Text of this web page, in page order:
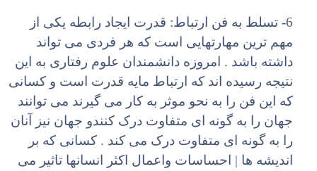
6- تسلط به فن ارتباط: قدرت ایجاد رابطه یکی از
مهم ترین مهارتهایی است که هر فردی می تواند
داشته باشد . امروزه دانشمندان علوم رفتاری به این
نتیجه رسیده اند که ارتباط مایه قدرت است و کسانی
که این فن را به نحو موثر به کار می گیرند می توانند
جهان را به گونه ای متفاوت درک کنندو جهان نیز آنان
را به گونه ای متفاوت درک می کند . کسانی که بر
اندیشه ها | احساسات واعمال اکثر انسانها تاثیر می